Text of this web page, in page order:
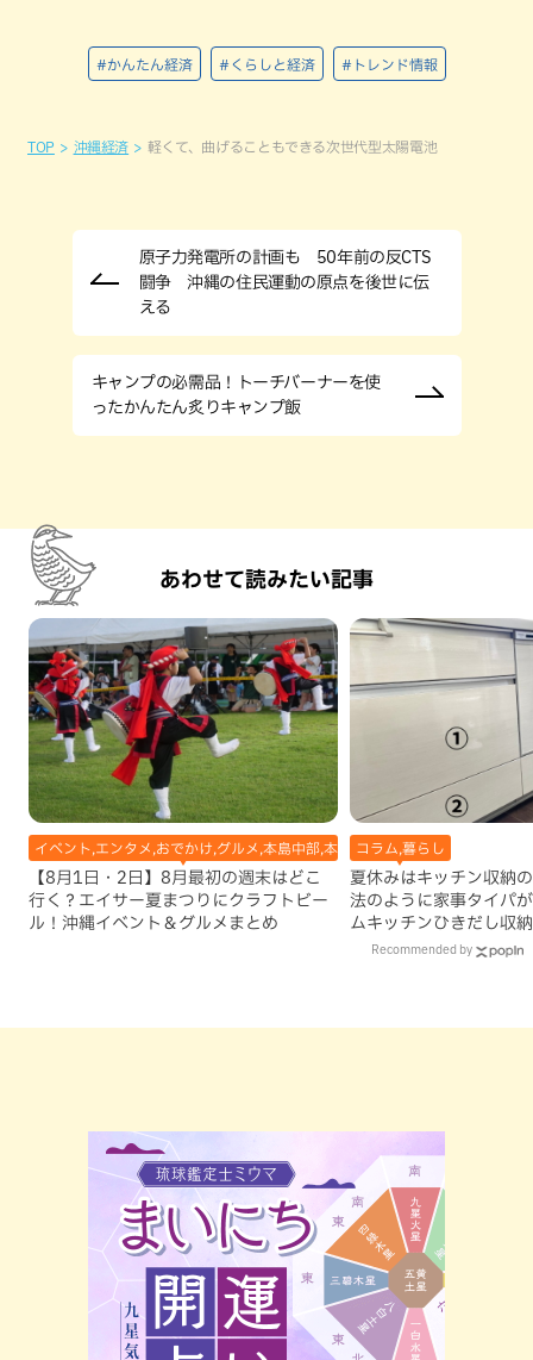
#かんたん経済 #くらしと経済 #トレンド情報
TOP 沖縄経済 軽くて、曲げることもできる次世代型太陽電池
原子力発電所の計画も 50年前の反CTS
闘争 沖縄の住民運動の原点を後世に伝
える
キャンプの必需品！トーチバーナーを使
ったかんたん炙りキャンプ飯
あわせて読みたい記事
イベント,エンタメ,おでかけ,グルメ,本島中部,本島北部,本島南部
【8月1日・2日】8月最初の週末はどこ
行く？エイサー夏まつりにクラフトビー
ル！沖縄イベント＆グルメまとめ
コラム,暮らし
夏休みはキッチン収納
法のように家事タイパ
ムキッチンひきだし収
Recommended by